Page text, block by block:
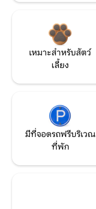
เหมาะสำหรับสัตว์
เลี้ยง
มีที่จอดรถฟรีบริเวณ
ที่พัก